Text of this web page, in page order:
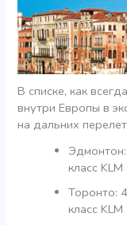
В списке, как
внутри Европы в
на дальних
класс KLM
Торонто:
класс KLM